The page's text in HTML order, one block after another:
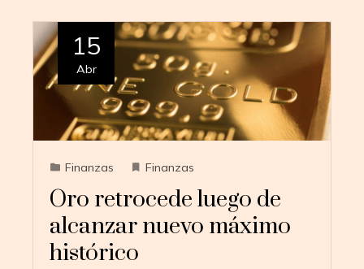
15
Abr
Finanzas Finanzas
Oro retrocede luego de
alcanzar nuevo máximo
histórico